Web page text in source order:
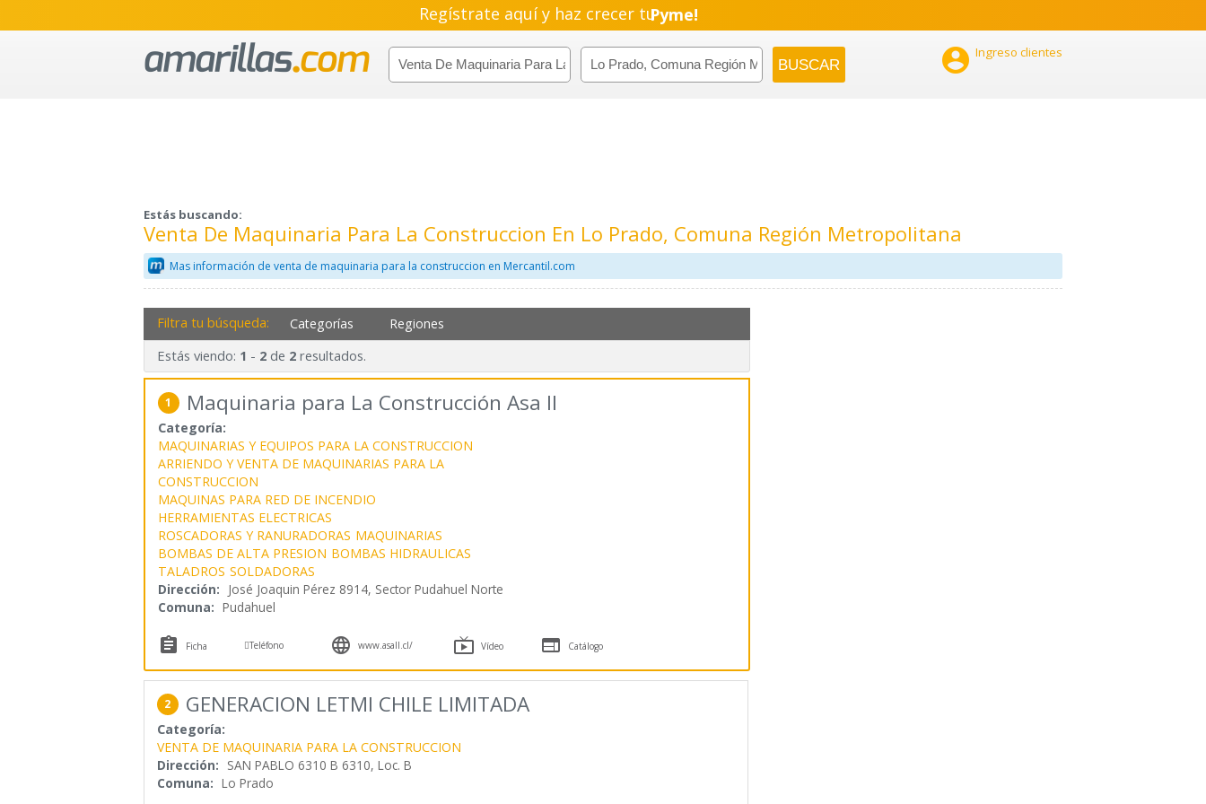
Regístrate aquí y haz crecer tuPyme!
Emprendimiento!
 Ingreso clientes
Estás buscando:
Venta De Maquinaria Para La Construccion En Lo Prado, Comuna Región Metropolitana
Mas información de venta de maquinaria para la construccion en Mercantil.com
Filtra tu búsqueda: Categorías Regiones
Estás viendo: 1 - 2de 2resultados.
1 Maquinaria para La Construcción Asa II
Categoría:
MAQUINARIAS Y EQUIPOS PARA LA CONSTRUCCION
ARRIENDO Y VENTA DE MAQUINARIAS PARA LA
CONSTRUCCION
MAQUINAS PARA RED DE INCENDIO
HERRAMIENTAS ELECTRICAS
ROSCADORAS Y RANURADORAS MAQUINARIAS
BOMBAS DE ALTA PRESION BOMBAS HIDRAULICAS
TALADROS SOLDADORAS
Dirección: José Joaquin Pérez 8914, Sector Pudahuel Norte
Comuna: Pudahuel
 Ficha Teléfono  www.asall.cl/  Vídeo  Catálogo
2 GENERACION LETMI CHILE LIMITADA
Categoría:
VENTA DE MAQUINARIA PARA LA CONSTRUCCION
Dirección: SAN PABLO 6310 B 6310, Loc. B
Comuna: Lo Prado